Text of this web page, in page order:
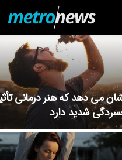
می دهد که هنر درمانی
شدید دارد